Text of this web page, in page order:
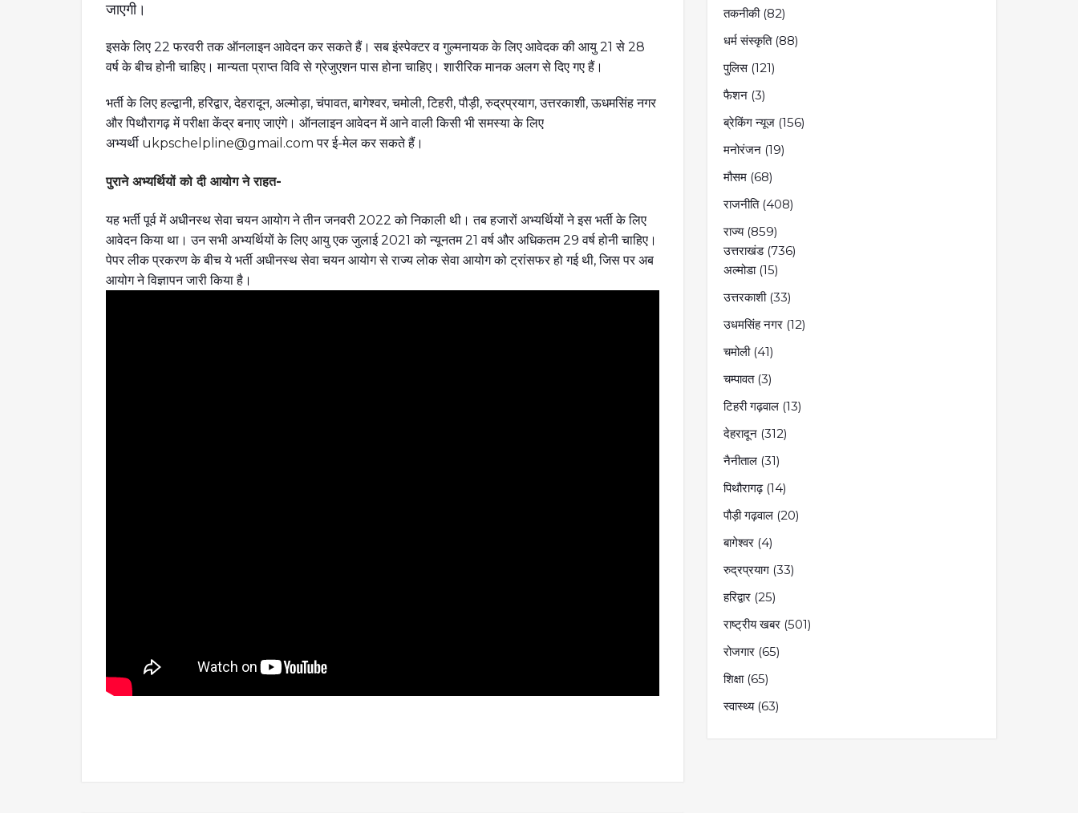
जाएगी।
इसके लिए 22 फरवरी तक ऑनलाइन आवेदन कर सकते हैं। सब इंस्पेक्टर व गुल्मनायक के लिए आवेदक की आयु 21 से 28
वर्ष के बीच होनी चाहिए। मान्यता प्राप्त विवि से ग्रेजुएशन पास होना चाहिए। शारीरिक मानक अलग से दिए गए हैं।
भर्ती के लिए हल्द्वानी, हरिद्वार, देहरादून, अल्मोड़ा, चंपावत, बागेश्वर, चमोली, टिहरी, पौड़ी, रुद्रप्रयाग, उत्तरकाशी, ऊधमसिंह नगर
और पिथौरागढ़ में परीक्षा केंद्र बनाए जाएंगे। ऑनलाइन आवेदन में आने वाली किसी भी समस्या के लिए
अभ्यर्थी ukpschelpline@gmail.com पर ई-मेल कर सकते हैं।
पुराने अभ्यर्थियों को दी आयोग ने राहत-
यह भर्ती पूर्व में अधीनस्थ सेवा चयन आयोग ने तीन जनवरी 2022 को निकाली थी। तब हजारों अभ्यर्थियों ने इस भर्ती के लिए
आवेदन किया था। उन सभी अभ्यर्थियों के लिए आयु एक जुलाई 2021 को न्यूनतम 21 वर्ष और अधिकतम 29 वर्ष होनी चाहिए।
पेपर लीक प्रकरण के बीच ये भर्ती अधीनस्थ सेवा चयन आयोग से राज्य लोक सेवा आयोग को ट्रांसफर हो गई थी, जिस पर अब
आयोग ने विज्ञापन जारी किया है।
तकनीकी(82)
धर्म संस्कृति(88)
पुलिस(121)
फैशन (3)
ब्रेकिंग न्यूज (156)
मनोरंजन (19)
मौसम (68)
राजनीति(408)
राज्य(859)
उत्तराखंड(736)
अल्मोडा(15)
उत्तरकाशी(33)
उधमसिंह नगर (12)
चमोली(41)
चम्पावत(3)
टिहरी गढ़वाल (13)
देहरादून (312)
नैनीताल (31)
पिथौरागढ़(14)
पौड़ी गढ़वाल (20)
बागेश्वर (4)
रुद्रप्रयाग (33)
हरिद्वार (25)
राष्ट्रीय खबर (501)
रोजगार (65)
शिक्षा(65)
स्वास्थ्य(63)